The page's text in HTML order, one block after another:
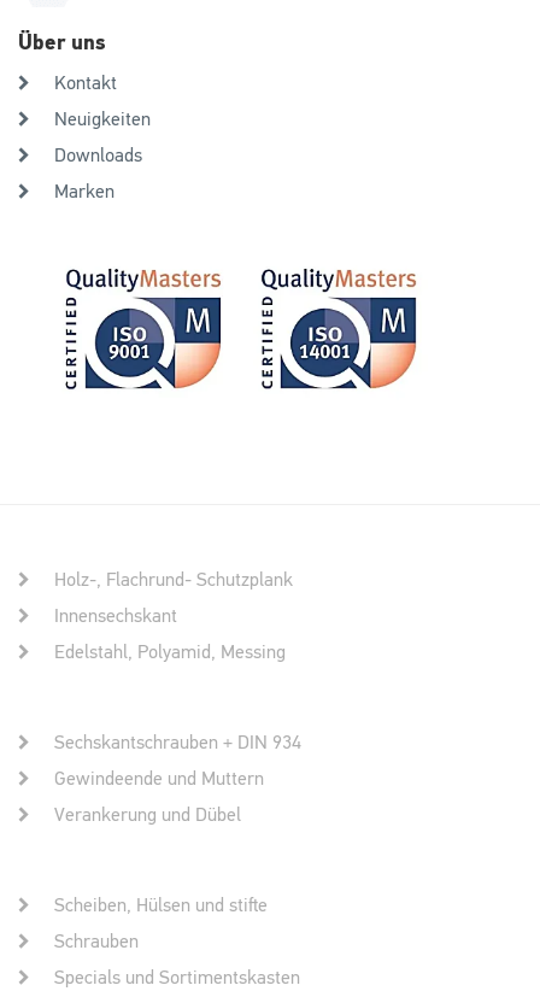
Über uns
Kontakt
Neuigkeiten
Downloads
Marken
Holz-, Flachrund- Schutzplank
Innensechskant
Edelstahl, Polyamid, Messing
Sechskantschrauben + DIN 934
Gewindeende und Muttern
Verankerung und Dübel
Scheiben, Hülsen und stifte
Schrauben
Specials und Sortimentskasten